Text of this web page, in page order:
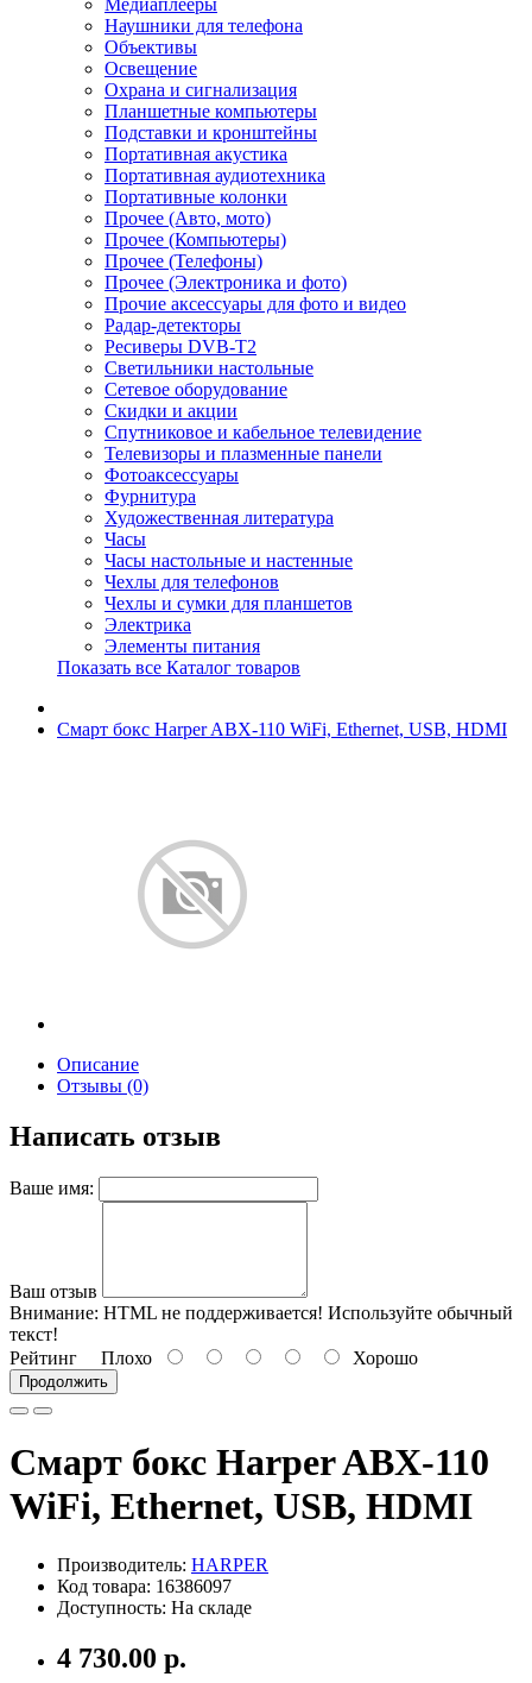
Медиаплееры
Наушники для телефона
Объективы
Освещение
Охрана и сигнализация
Планшетные компьютеры
Подставки и кронштейны
Портативная акустика
Портативная аудиотехника
Портативные колонки
Прочее (Авто, мото)
Прочее (Компьютеры)
Прочее (Телефоны)
Прочее (Электроника и фото)
Прочие аксессуары для фото и видео
Радар-детекторы
Ресиверы DVB-T2
Светильники настольные
Сетевое оборудование
Скидки и акции
Спутниковое и кабельное телевидение
Телевизоры и плазменные панели
Фотоаксессуары
Фурнитура
Художественная литература
Часы
Часы настольные и настенные
Чехлы для телефонов
Чехлы и сумки для планшетов
Электрика
Элементы питания
Показать все Каталог товаров
Смарт бокс Harper ABX-110 WiFi, Ethernet, USB, HDMI
Описание
Отзывы (0)
Написать отзыв
Ваше имя:
Ваш отзыв
Внимание: HTML не поддерживается! Используйте обычный
текст!
Рейтинг Плохо Хорошо
Продолжить
Смарт бокс Harper ABX-110
WiFi, Ethernet, USB, HDMI
Производитель: HARPER
Код товара: 16386097
Доступность: На складе
4 730.00 р.